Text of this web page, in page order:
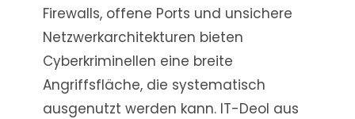
Firewalls, offene Ports und unsichere
Netzwerkarchitekturen bieten
Cyberkriminellen eine breite
Angriffsfläche, die systematisch
ausgenutzt werden kann. IT-Deol aus